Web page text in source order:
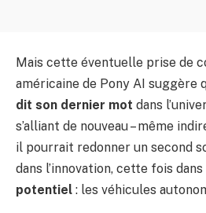
Mais cette éventuelle prise de
américaine de Pony AI suggère
dit son dernier mot dans
s’alliant de nouveau – même
il pourrait redonner un second
dans l’innovation, cette fois dans
potentiel : les véhicules